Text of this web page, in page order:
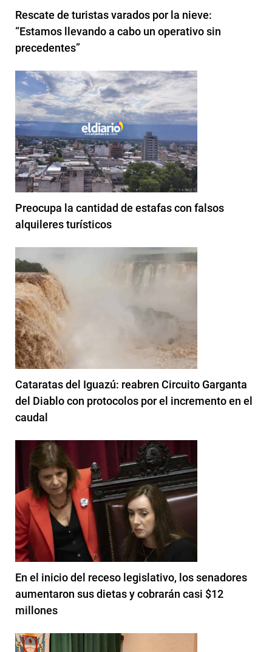
Rescate de turistas varados por la nieve:
“Estamos llevando a cabo un operativo sin
precedentes”
Preocupa la cantidad de estafas con falsos
alquileres turísticos
Cataratas del Iguazú: reabren Circuito Garganta
del Diablo con protocolos por el incremento en el
caudal
En el inicio del receso legislativo, los senadores
aumentaron sus dietas y cobrarán casi $12
millones